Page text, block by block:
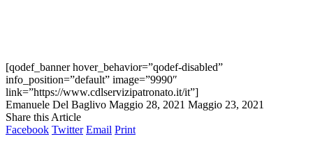
[qodef_banner hover_behavior=”qodef-disabled”
info_position=”default” image=”9990″
link=”https://www.cdlservizipatronato.it/it”]
Emanuele Del Baglivo Maggio 28, 2021 Maggio 23, 2021
Share this Article
Facebook Twitter Email Print